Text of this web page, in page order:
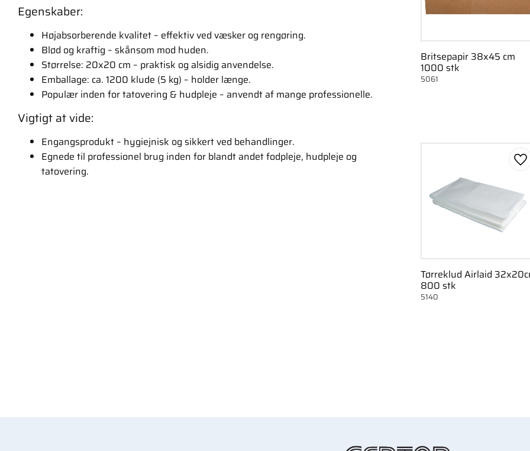
Egenskaber:
Højabsorberende kvalitet – effektiv ved væsker og rengøring.
Blød og kraftig – skånsom mod huden.
Størrelse: 20x20 cm – praktisk og alsidig anvendelse.
Emballage: ca. 1200 klude (5 kg) – holder længe.
Populær inden for tatovering & hudpleje – anvendt af mange professionelle.
Vigtigt at vide:
Engangsprodukt – hygiejnisk og sikkert ved behandlinger.
Egnede til professionel brug inden for blandt andet fodpleje, hudpleje og
tatovering.
Britsepapir 38x45 cm
1000 stk
5061
Tørreklud Airlaid
800 stk
5140